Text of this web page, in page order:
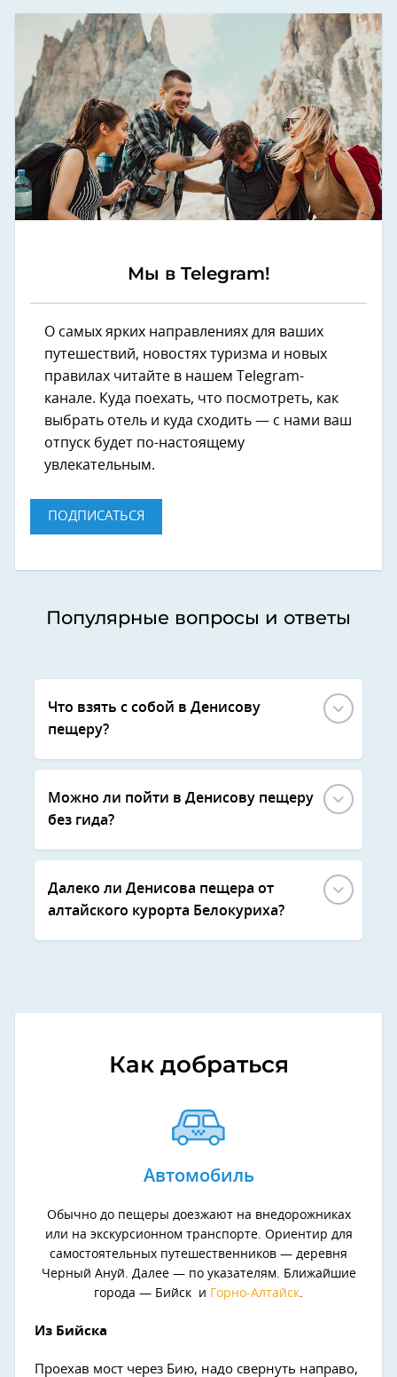
Мы в Telegram!
О самых ярких направлениях для ваших
путешествий, новостях туризма и новых
правилах читайте в нашем Telegram-
канале. Куда поехать, что посмотреть, как
выбрать отель и куда сходить — с нами ваш
отпуск будет по-настоящему
увлекательным.
ПОДПИСАТЬСЯ
Популярные вопросы и ответы
Что взять с собой в Денисову
пещеру?
Можно ли пойти в Денисову пещеру
без гида?
Далеко ли Денисова пещера от
алтайского курорта Белокуриха?
Как добраться
Автомобиль
Обычно до пещеры доезжают на внедорожниках
или на экскурсионном транспорте. Ориентир для
самостоятельных путешественников — деревня
Черный Ануй. Далее — по указателям. Ближайшие
города — Бийск и
Горно-Алтайск.
Из Бийска
Проехав мост через Бию, надо свернуть направо,